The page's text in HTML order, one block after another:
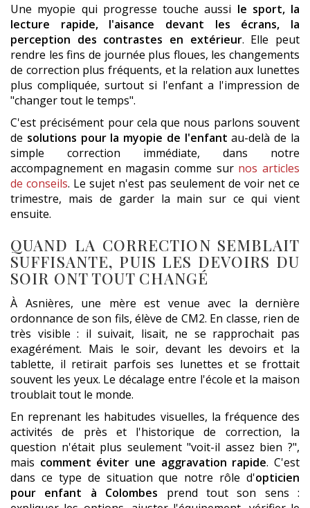
Une myopie qui progresse touche aussi le sport, la
lecture rapide, l'aisance devant les écrans, la
perception des contrastes en extérieur. Elle peut
rendre les fins de journée plus floues, les changements
de correction plus fréquents, et la relation aux lunettes
plus compliquée, surtout si l'enfant a l'impression de
"changer tout le temps".
C'est précisément pour cela que nous parlons souvent
de solutions pour la myopie de l'enfant au-delà de la
simple correction immédiate, dans notre
accompagnement en magasin comme sur nos articles
de conseils. Le sujet n'est pas seulement de voir net ce
trimestre, mais de garder la main sur ce qui vient
ensuite.
QUAND LA CORRECTION SEMBLAIT
SUFFISANTE, PUIS LES DEVOIRS DU
SOIR ONT TOUT CHANGÉ
À Asnières, une mère est venue avec la dernière
ordonnance de son fils, élève de CM2. En classe, rien de
très visible : il suivait, lisait, ne se rapprochait pas
exagérément. Mais le soir, devant les devoirs et la
tablette, il retirait parfois ses lunettes et se frottait
souvent les yeux. Le décalage entre l'école et la maison
troublait tout le monde.
En reprenant les habitudes visuelles, la fréquence des
activités de près et l'historique de correction, la
question n'était plus seulement "voit-il assez bien ?",
mais comment éviter une aggravation rapide. C'est
dans ce type de situation que notre rôle d'opticien
pour enfant à Colombes prend tout son sens :